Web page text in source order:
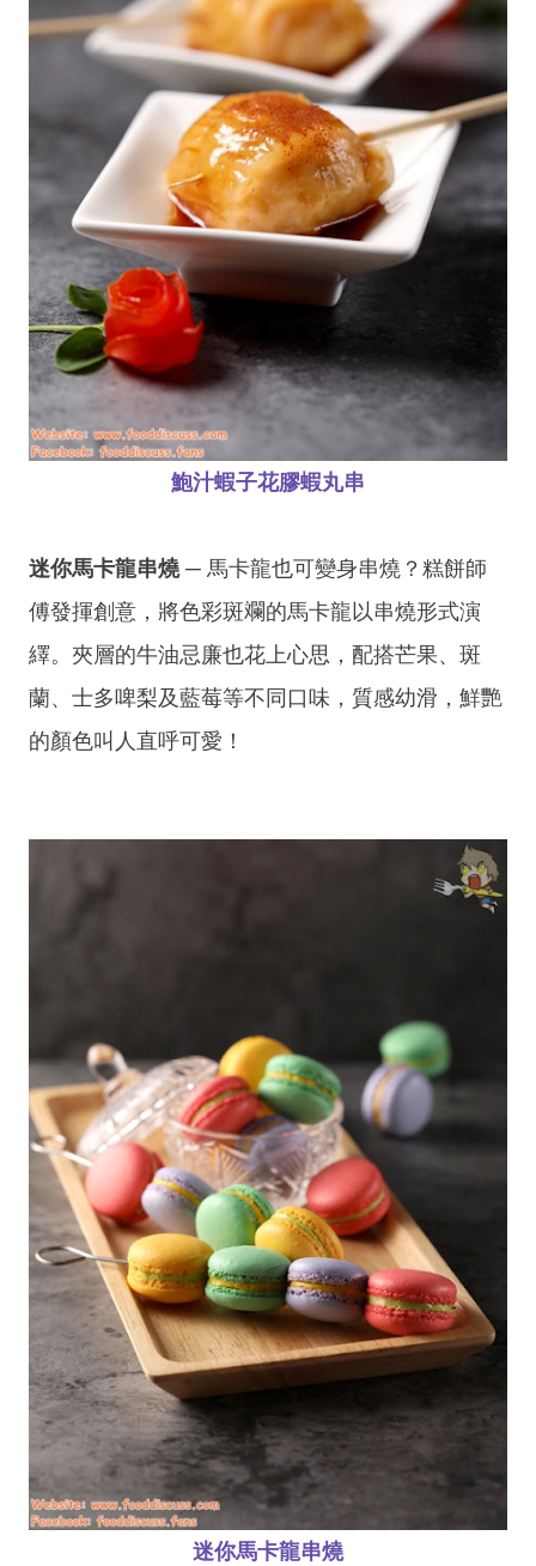
鮑汁蝦子花膠蝦丸串
迷你馬卡龍串燒─ 馬卡龍也可變身串燒？糕餅師
傅發揮創意，將色彩斑斕的馬卡龍以串燒形式演
繹。夾層的牛油忌廉也花上心思，配搭芒果、斑
蘭、士多啤梨及藍莓等不同口味，質感幼滑，鮮艷
的顏色叫人直呼可愛！
迷你馬卡龍串燒